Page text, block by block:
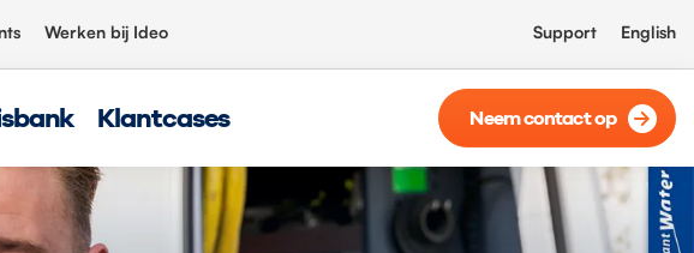
Werken bij Ideo Support English
Klantcases Neem contact op